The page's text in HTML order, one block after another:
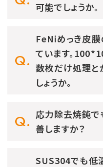
可能でしょうか。
FeNiめっき皮
ています。
数枚だけ処理と
しょうか。
応力除去焼鈍
善しますか？
SUS304でも低